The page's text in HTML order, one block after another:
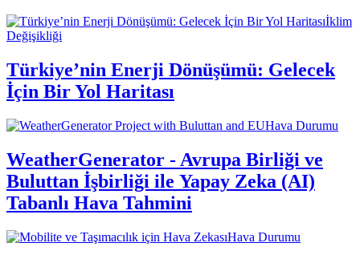
İklim
Değişikliği
Türkiye’nin Enerji Dönüşümü: Gelecek
İçin Bir Yol Haritası
Hava Durumu
WeatherGenerator - Avrupa Birliği ve
Buluttan İşbirliği ile Yapay Zeka (AI)
Tabanlı Hava Tahmini
Hava Durumu